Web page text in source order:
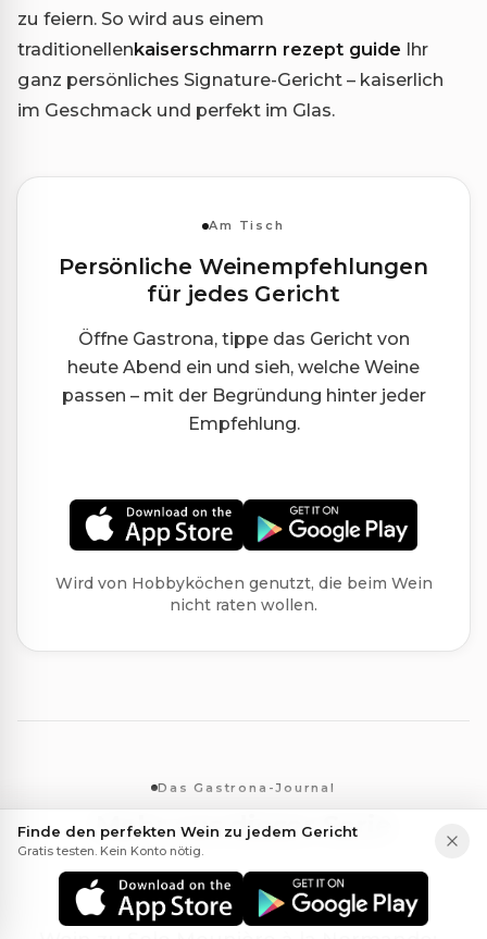
zu feiern. So wird aus einem
traditionellenkaiserschmarrn rezept guide Ihr
ganz persönliches Signature-Gericht – kaiserlich
im Geschmack und perfekt im Glas.
Am Tisch
Persönliche Weinempfehlungen
für jedes Gericht
Öffne Gastrona, tippe das Gericht von
heute Abend ein und sieh, welche Weine
passen – mit der Begründung hinter jeder
Empfehlung.
Wird von Hobbyköchen genutzt, die beim Wein
nicht raten wollen.
Das Gastrona-Journal
Mehr aus dieser Serie
14. Juli 2026
Finde den perfekten Wein zu jedem Gericht
Gratis testen. Kein Konto nötig.